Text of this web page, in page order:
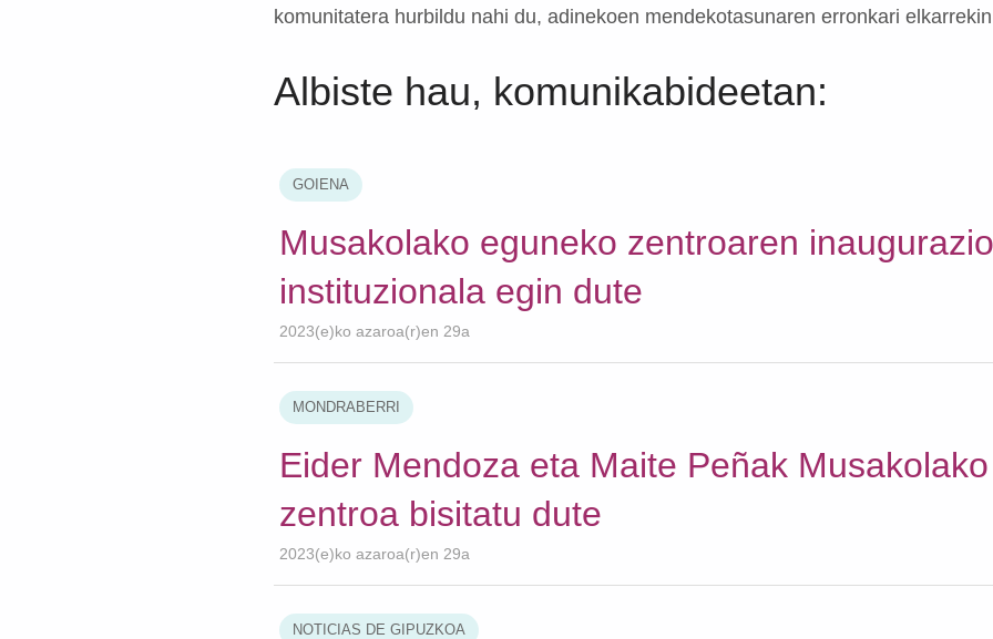
komunitatera hurbildu nahi du, adinekoen mendekotasunaren erronkari elkarrekin
Albiste hau, komunikabideetan:
GOIENA
Musakolako eguneko zentroaren inaugurazio
instituzionala egin dute
2023(e)ko azaroa(r)en 29a
MONDRABERRI
Eider Mendoza eta Maite Peñak
zentroa bisitatu dute
2023(e)ko azaroa(r)en 29a
NOTICIAS DE GIPUZKOA